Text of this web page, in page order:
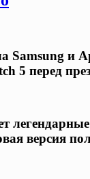
Samsung и
5 перед
версия